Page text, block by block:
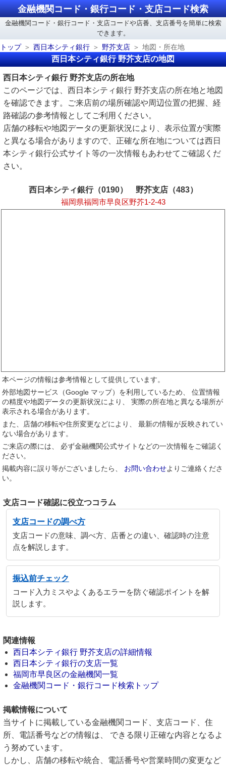
金融機関コード・銀行コード・支店コード検索
金融機関コード・銀行コード・支店コードや店番、支店番号を簡単に検索
できます。
トップ
西日本シティ銀行 野芥支店 地図・所在地
西日本シティ銀行 野芥支店の地図
西日本シティ銀行 野芥支店の所在地
このページでは、西日本シティ銀行 野芥支店の所在地と地図
を確認できます。ご来店前の場所確認や周辺位置の把握、経
路確認の参考情報としてご利用ください。
店舗の移転や地図データの更新状況により、表示位置が実際
と異なる場合がありますので、正確な所在地については西日
本シティ銀行公式サイト等の一次情報もあわせてご確認くだ
さい。
西日本シティ銀行（0190） 野芥支店（483）
福岡県福岡市早良区野芥1-2-43
本ページの情報は参考情報として提供しています。
外部地図サービス（Google マップ）を利用しているため、 位置情報
の精度や地図データの更新状況により、 実際の所在地と異なる場所が
表示される場合があります。
また、店舗の移転や住所変更などにより、 最新の情報が反映されてい
ない場合があります。
ご来店の際には、 必ず金融機関公式サイトなどの一次情報をご確認く
ださい。
掲載内容に誤り等がございましたら、 お問い合わせよりご連絡くださ
い。
支店コード確認に役立つコラム
支店コードの調べ方
支店コードの意味、調べ方、店番との違い、確認時の注意
点を解説します。
振込前チェック
コード入力ミスやよくあるエラーを防ぐ確認ポイントを解
説します。
関連情報
西日本シティ銀行 野芥支店の詳細情報
西日本シティ銀行の支店一覧
福岡市早良区の金融機関一覧
金融機関コード・銀行コード検索トップ
掲載情報について
当サイトに掲載している金融機関コード、支店コード、住
所、電話番号などの情報は、 できる限り正確な内容となるよ
う努めています。
しかし、店舗の移転や統合、電話番号や営業時間の変更など